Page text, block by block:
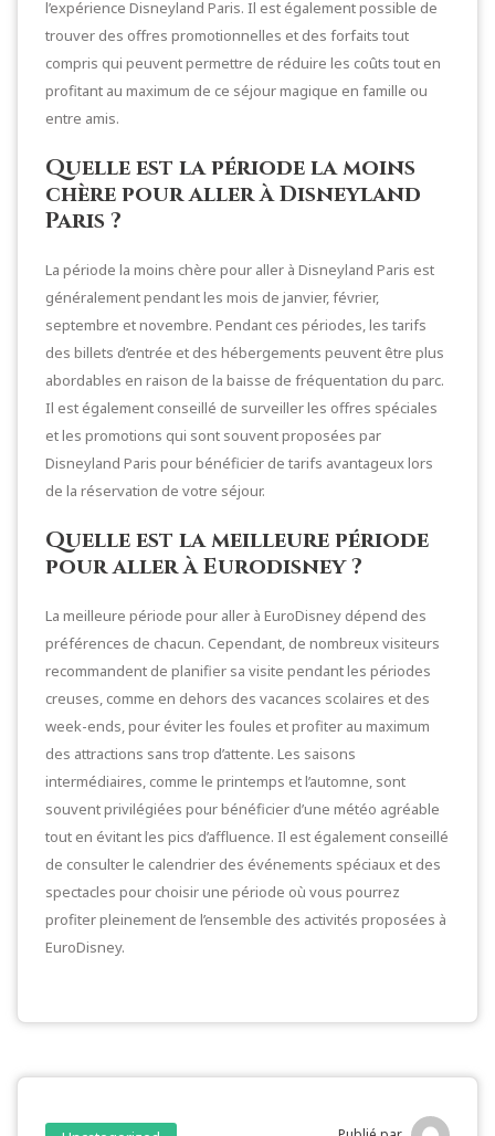
l’expérience Disneyland Paris. Il est également possible de
trouver des offres promotionnelles et des forfaits tout
compris qui peuvent permettre de réduire les coûts tout en
profitant au maximum de ce séjour magique en famille ou
entre amis.
Quelle est la période la moins
chère pour aller à Disneyland
Paris ?
La période la moins chère pour aller à Disneyland Paris est
généralement pendant les mois de janvier, février,
septembre et novembre. Pendant ces périodes, les tarifs
des billets d’entrée et des hébergements peuvent être plus
abordables en raison de la baisse de fréquentation du parc.
Il est également conseillé de surveiller les offres spéciales
et les promotions qui sont souvent proposées par
Disneyland Paris pour bénéficier de tarifs avantageux lors
de la réservation de votre séjour.
Quelle est la meilleure période
pour aller à Eurodisney ?
La meilleure période pour aller à EuroDisney dépend des
préférences de chacun. Cependant, de nombreux visiteurs
recommandent de planifier sa visite pendant les périodes
creuses, comme en dehors des vacances scolaires et des
week-ends, pour éviter les foules et profiter au maximum
des attractions sans trop d’attente. Les saisons
intermédiaires, comme le printemps et l’automne, sont
souvent privilégiées pour bénéficier d’une météo agréable
tout en évitant les pics d’affluence. Il est également conseillé
de consulter le calendrier des événements spéciaux et des
spectacles pour choisir une période où vous pourrez
profiter pleinement de l’ensemble des activités proposées à
EuroDisney.